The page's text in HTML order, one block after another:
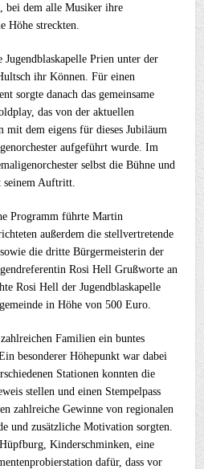
bei dem alle Musiker ihre
Höhe streckten.
Jugendblaskapelle Prien unter der
ihr Können. Für einen
sorgte danach das gemeinsame
das von der aktuellen
mit dem eigens für dieses Jubiläum
aufgeführt wurde. Im
selbst die Bühne und
seinem Auftritt.
Programm führte Martin
außerdem die stellvertretende
die dritte Bürgermeisterin der
Rosi Hell Grußworte an
Rosi Hell der Jugendblaskapelle
in Höhe von 500 Euro.
Familien ein buntes
besonderer Höhepunkt war dabei
Stationen konnten die
stellen und einen Stempelpass
zahlreiche Gewinne von regionalen
und zusätzliche Motivation sorgten.
Kinderschminken, eine
dafür, dass vor